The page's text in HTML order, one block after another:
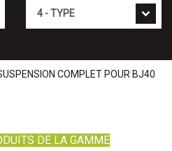
COMPLET POUR BJ40
DE LA GAMME